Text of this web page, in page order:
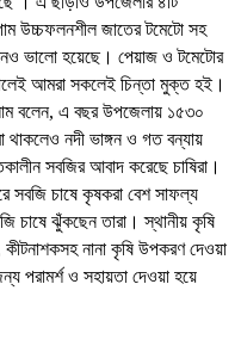
উচ্চফলনশীল জাতের টমেটো সহ
ভালো হয়েছে। পেয়াজ ও টমেটোর
আমরা সকলেই চিন্তা মুক্ত হই।
বলেন, এ বছর উপজেলায় ১৫৩০
থাকলেও নদী ভাঙ্গন ও গত বন্যায়
সবজির আবাদ করেছে চাষিরা।
সবজি চাষে কৃষকরা বেশ সাফল্য
চাষে ঝুঁকছেন তারা। স্থানীয় কৃষি
কীটনাশকসহ নানা কৃষি উপকরণ দেওয়া
পরামর্শ ও সহায়তা দেওয়া হয়ে